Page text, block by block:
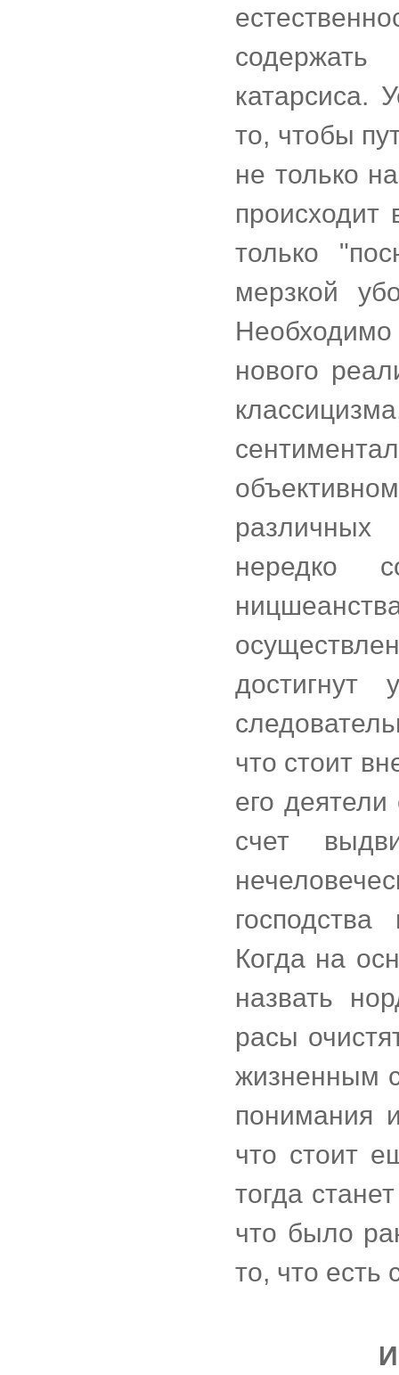
содержать
катарсиса.
то, чтобы
не только
происходит
только
мерзкой
нового
нередко
достигнут
что стоит
его
счет
Когда на
назвать
расы
жизненным
понимания
что стоит
тогда
что было
то, что есть